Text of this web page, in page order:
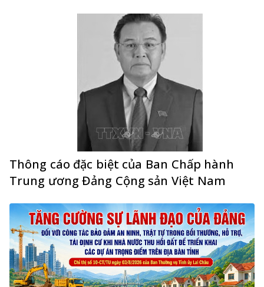
Thông cáo đặc biệt của Ban Chấp hành
Trung ương Đảng Cộng sản Việt Nam